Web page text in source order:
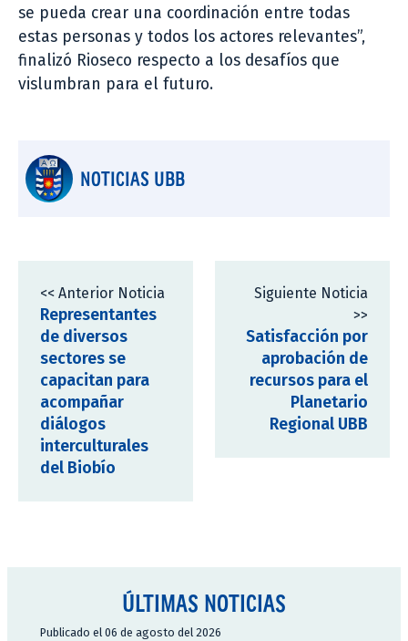
se pueda crear una coordinación entre todas
estas personas y todos los actores relevantes”,
finalizó Rioseco respecto a los desafíos que
vislumbran para el futuro.
NOTICIAS UBB
<< Anterior Noticia
Representantes
de diversos
sectores se
capacitan para
acompañar
diálogos
interculturales
del Biobío
Siguiente Noticia
>>
Satisfacción por
aprobación de
recursos para el
Planetario
Regional UBB
ÚLTIMAS NOTICIAS
Publicado el 06 de agosto del 2026